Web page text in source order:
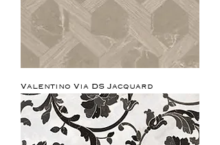
Valentino Via DS Jacquard